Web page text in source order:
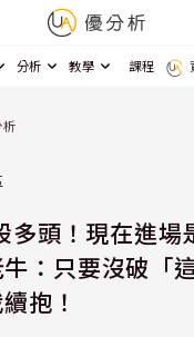
分析 教學 課程
多頭！現在進場
：只要沒破「
抱！